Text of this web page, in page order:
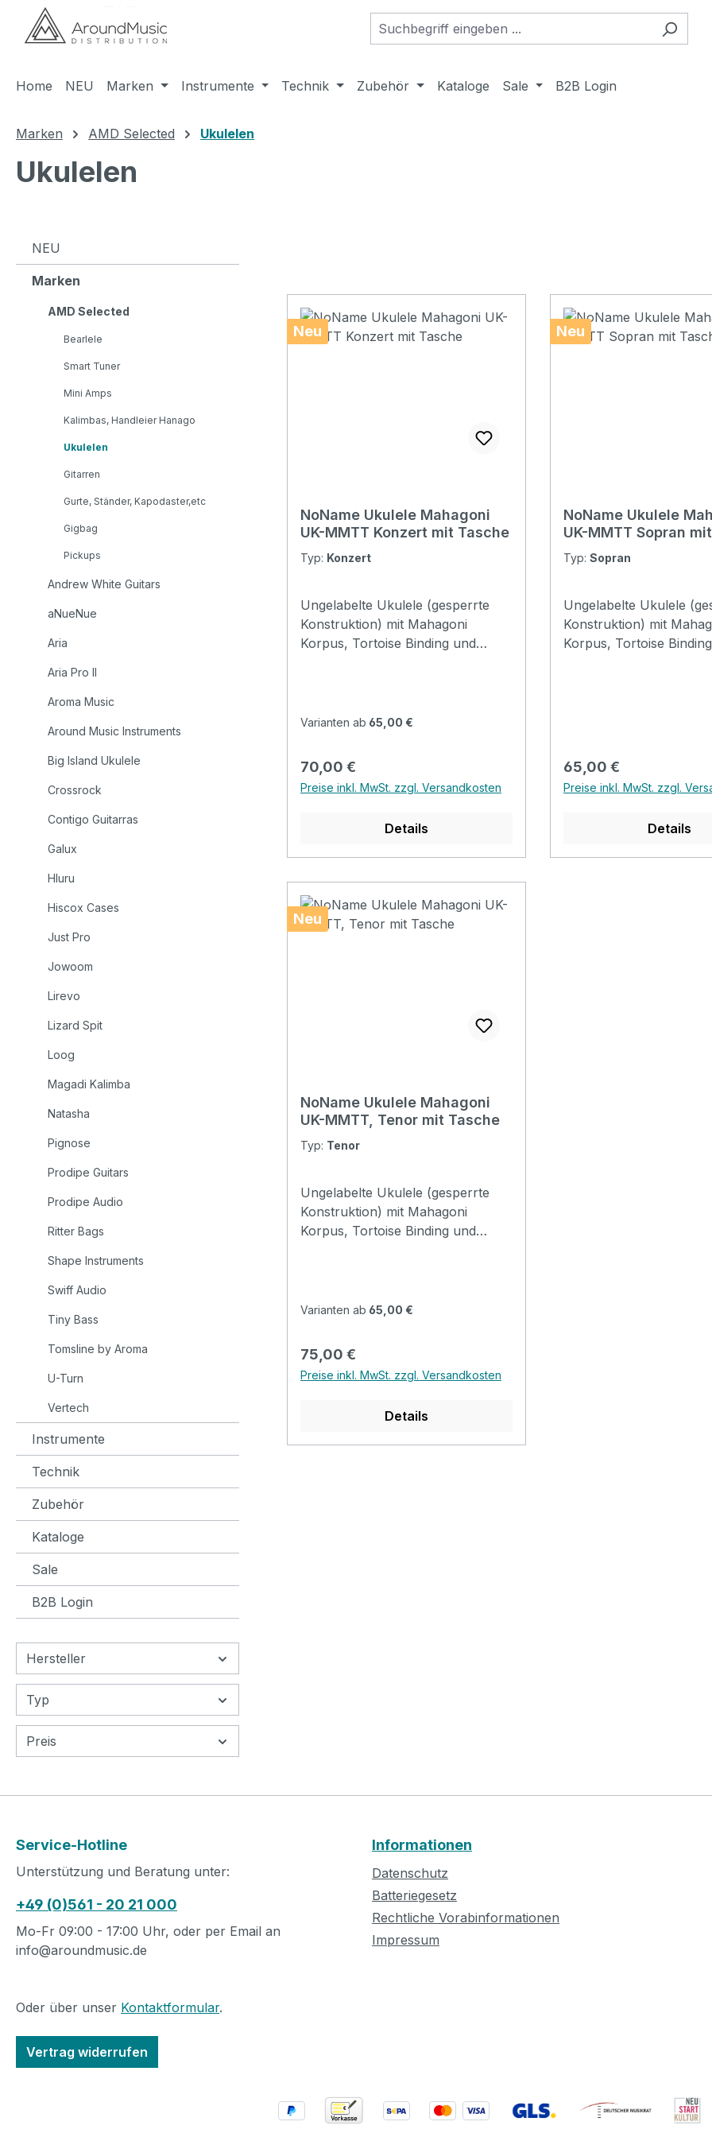
Hauptinhalt springen
Zur Suche springen
Zur Hauptnavigation springen
Home NEU Marken Instrumente Technik Zubehör Kataloge Sale B2B Login
Marken AMD Selected Ukulelen
Ukulelen
NEU
Marken
AMD Selected
Bearlele
Smart Tuner
Mini Amps
Kalimbas, Handleier Hanago
Ukulelen
Gitarren
Gurte, Ständer, Kapodaster,etc
Gigbag
Pickups
Andrew White Guitars
aNueNue
Aria
Aria Pro II
Aroma Music
Around Music Instruments
Big Island Ukulele
Crossrock
Contigo Guitarras
Galux
Hluru
Hiscox Cases
Just Pro
Jowoom
Lirevo
Lizard Spit
Loog
Magadi Kalimba
Natasha
Pignose
Prodipe Guitars
Prodipe Audio
Ritter Bags
Shape Instruments
Swiff Audio
Tiny Bass
Tomsline by Aroma
U-Turn
Vertech
Instrumente
Technik
Zubehör
Kataloge
Sale
B2B Login
Hersteller
Typ
Preis
Neu
NoName Ukulele Mahagoni
UK-MMTT Konzert mit Tasche
Typ: Konzert
Ungelabelte Ukulele (gesperrte
Konstruktion) mit Mahagoni
Korpus, Tortoise Binding und
Ukulele an, bitte sprechen Sie uns
Varianten ab 65,00 €
Regulärer Preis:
70,00 €
Preise inkl. MwSt. zzgl. Versandkosten
Details
Neu
NoName Ukulele
UK-MMTT Sopran
Typ: Sopran
Ungelabelte Ukulele
Konstruktion) mit
Korpus, Tortoise
Regulärer Preis:
65,00 €
Preise inkl. MwSt. zzgl.
Details
Neu
NoName Ukulele Mahagoni
UK-MMTT, Tenor mit Tasche
Typ: Tenor
Ungelabelte Ukulele (gesperrte
Konstruktion) mit Mahagoni
Korpus, Tortoise Binding und
Ukulele an, bitte sprechen Sie uns
Varianten ab 65,00 €
Regulärer Preis:
75,00 €
Preise inkl. MwSt. zzgl. Versandkosten
Details
Service-Hotline
Unterstützung und Beratung unter:
+49 (0)561 - 20 21 000
Mo-Fr 09:00 - 17:00 Uhr, oder per Email an
info@aroundmusic.de
Oder über unser Kontaktformular.
Vertrag widerrufen
Informationen
Datenschutz
Batteriegesetz
Rechtliche Vorabinformationen
Impressum